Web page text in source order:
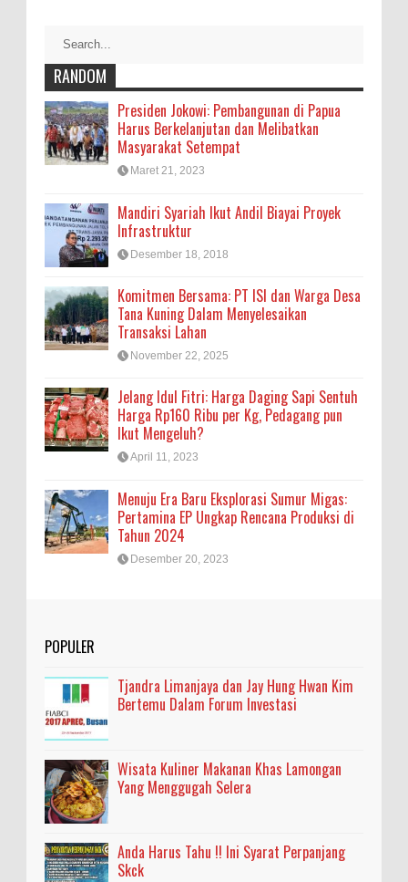
RANDOM
Presiden Jokowi: Pembangunan di Papua
Harus Berkelanjutan dan Melibatkan
Masyarakat Setempat
Maret 21, 2023
Mandiri Syariah Ikut Andil Biayai Proyek
Infrastruktur
Desember 18, 2018
Komitmen Bersama: PT ISI dan Warga Desa
Tana Kuning Dalam Menyelesaikan
Transaksi Lahan
November 22, 2025
Jelang Idul Fitri: Harga Daging Sapi Sentuh
Harga Rp160 Ribu per Kg, Pedagang pun
Ikut Mengeluh?
April 11, 2023
Menuju Era Baru Eksplorasi Sumur Migas:
Pertamina EP Ungkap Rencana Produksi di
Tahun 2024
Desember 20, 2023
POPULER
Tjandra Limanjaya dan Jay Hung Hwan Kim
Bertemu Dalam Forum Investasi
Wisata Kuliner Makanan Khas Lamongan
Yang Menggugah Selera
Anda Harus Tahu !! Ini Syarat Perpanjang
Skck